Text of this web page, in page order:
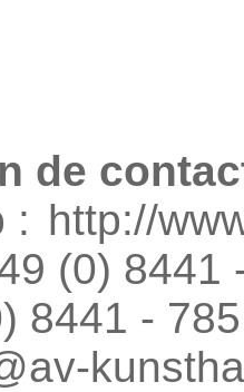
de
: http://
(0) 8441
8441 -